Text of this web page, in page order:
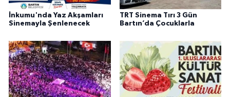
İnkumu'nda Yaz Akşamları
Sinemayla Şenlenecek
TRT Sinema Tırı 3 Gün
Bartın’da Çocuklarla